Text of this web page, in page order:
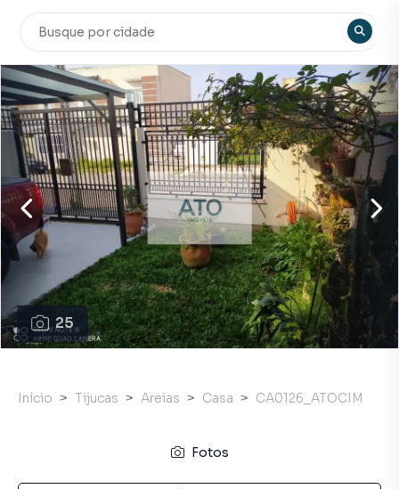
25
Início Tijucas Areias Casa CA0126_ATOCIM
Fotos